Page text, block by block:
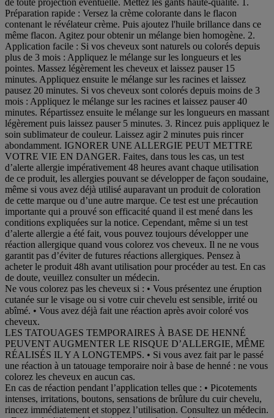
Préparation rapide : Versez la crème colorante dans le flacon
contenant le révélateur crème. Puis ajoutez l'huile brillance dans ce
même flacon. Agitez pour obtenir un mélange bien homogène. 2.
Application facile : Si vos cheveux sont naturels ou colorés depuis
plus de 3 mois : Appliquez le mélange sur les longueurs et les
pointes. Massez légèrement les cheveux et laissez pauser 15
minutes. Appliquez ensuite le mélange sur les racines et laissez
pausez 20 minutes. Si vos cheveux sont colorés depuis moins de 3
mois : Appliquez le mélange sur les racines et laissez pauser 40
minutes. Répartissez ensuite le mélange sur les longueurs en massant
légèrement puis laissez pauser 5 minutes. 3. Rincez puis appliquez le
soin sublimateur de couleur. Laissez agir 2 minutes puis rincer
abondamment. IGNORER UNE ALLERGIE PEUT METTRE
VOTRE VIE EN DANGER. Faites, dans tous les cas, un test
d’alerte allergie impérativement 48 heures avant chaque utilisation
de ce produit, les allergies pouvant se développer de façon soudaine,
même si vous avez déjà utilisé auparavant un produit de coloration
de cette marque ou d’une autre marque. Ce test est une précaution
importante qui a prouvé son efficacité quand il est mené dans les
conditions expliquées sur la notice. Cependant, même si un test
d’alerte allergie a été fait, vous pouvez toujours développer une
réaction allergique quand vous colorez vos cheveux. Il ne ne vous
garantit pas d’éviter de futures réactions allergiques. Pensez à
acheter le produit 48h avant utilisation pour procéder au test. En cas
de doute, veuillez consulter un médecin.
Ne vous colorez pas les cheveux si : • Vous présentez une éruption
cutanée sur le visage ou si votre cuir chevelu est sensible, irrité ou
abîmé. • Vous avez déjà fait une réaction après avoir coloré vos
cheveux.
LES TATOUAGES TEMPORAIRES À BASE DE HENNÉ
PEUVENT AUGMENTER LE RISQUE D’ALLERGIE, MÊME
RÉALISÉS IL Y A LONGTEMPS. • Si vous avez fait par le passé
une réaction à un tatouage temporaire noir à base de henné : ne vous
colorez les cheveux en aucun cas.
En cas de réaction pendant l’application telles que : • Picotements
intenses, irritations, boutons, sensations de brûlure du cuir chevelu,
rincez immédiatement et stoppez l’utilisation. Consultez un médecin.